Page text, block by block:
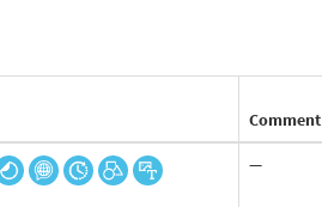
Comment
—